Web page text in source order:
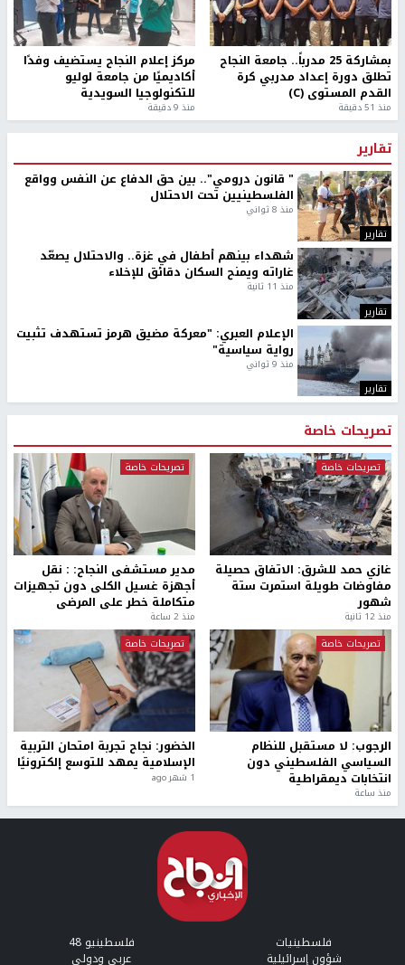
بمشاركة 25 مدرباً.. جامعة النجاح
تطلق دورة إعداد مدربي كرة
القدم المستوى (C)
منذ 51 دقيقة
مركز إعلام النجاح يستضيف وفدًا
أكاديميًا من جامعة لوليو
للتكنولوجيا السويدية
منذ 9 دقيقة
تقارير
تقارير
" قانون درومي".. بين حق الدفاع عن النفس وواقع
الفلسطينيين تحت الاحتلال
منذ 8 ثواني
تقارير
شهداء بينهم أطفال في غزة.. والاحتلال يصعّد
غاراته ويمنح السكان دقائق للإخلاء
منذ 11 ثانية
تقارير
الإعلام العبري: "معركة مضيق هرمز تستهدف تثبيت
رواية سياسية"
منذ 9 ثواني
تصريحات خاصة
تصريحات خاصة
غازي حمد للشرق: الاتفاق حصيلة
مفاوضات طويلة استمرت ستة
شهور
منذ 12 ثانية
تصريحات خاصة
مدير مستشفى النجاح: : نقل
أجهزة غسيل الكلى دون تجهيزات
متكاملة خطر على المرضى
منذ 2 ساعة
تصريحات خاصة
الرجوب: لا مستقبل للنظام
السياسي الفلسطيني دون
انتخابات ديمقراطية
منذ ساعة
تصريحات خاصة
الخضور: نجاح تجربة امتحان التربية
الإسلامية يمهد للتوسع إلكترونيًا
1 شهر ago
فلسطينيات فلسطينيو 48
شؤون إسرائيلية عربي ودولي